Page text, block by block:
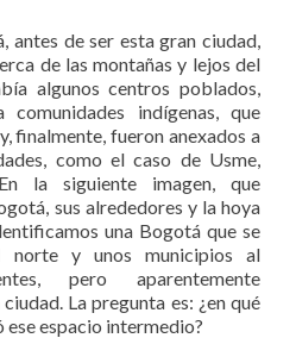
antes de ser esta gran ciudad,
de las montañas y lejos del
algunos centros poblados,
comunidades indígenas, que
finalmente, fueron anexados a
como el caso de Usme,
la siguiente imagen, que
sus alrededores y la hoya
una Bogotá que se
norte y unos municipios al
pero aparentemente
La pregunta es: ¿en qué
espacio intermedio?